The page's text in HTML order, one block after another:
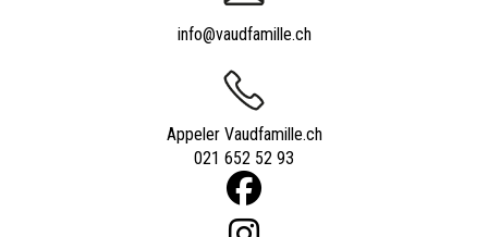
info@vaudfamille.ch
Appeler Vaudfamille.ch
021 652 52 93